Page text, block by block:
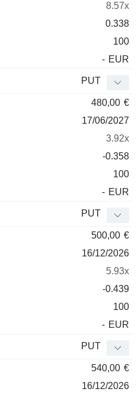
8.57x
0.338
100
- EUR
PUT
480,00 €
17/06/2027
3.92x
-0.358
100
- EUR
PUT
500,00 €
16/12/2026
5.93x
-0.439
100
- EUR
PUT
540,00 €
16/12/2026